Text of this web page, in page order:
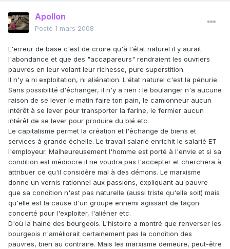
Apollon
Posté 1 mars 2008
L'erreur de base c'est de croire qu'à l'état naturel il y aurait
l'abondance et que des "accapareurs" rendraient les ouvriers
pauvres en leur volant leur richesse, pure superstition.
Il n'y a ni exploitation, ni aliénation. L'état naturel c'est la pénurie.
Sans possibilité d'échanger, il n'y a rien : le boulanger n'a aucune
raison de se lever le matin faire ton pain, le camionneur aucun
intérêt à se lever pour transporter la farine, le fermier aucun
intérêt de se lever pour produire du blé etc.
Le capitalisme permet la création et l'échange de biens et
services à grande échelle. Le travail salarié enrichit le salarié ET
l'employeur. Malheureusement l'homme est porté à l'envie et si sa
condition est médiocre il ne voudra pas l'accepter et cherchera à
attribuer ce qu'il considère mal à des démons. Le marxisme
donne un vernis rationnel aux passions, expliquant au pauvre
que sa condition n'est pas naturelle (aussi triste qu'elle soit) mais
qu'elle est la cause d'un groupe ennemi agissant de façon
concerté pour l'exploiter, l'aliéner etc.
D'où la haine des bourgeois. L'histoire a montré que renverser les
bourgeois n'améliorait certainement pas la condition des
pauvres, bien au contraire. Mais les marxisme demeure, peut-être